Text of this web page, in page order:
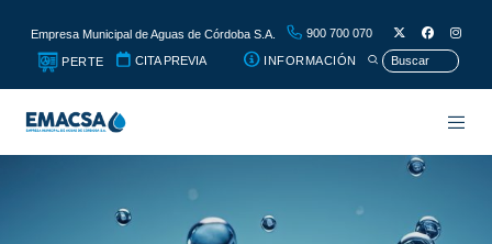
Empresa Municipal de Aguas de Córdoba S.A. 900 700 070
PERTE CITA PREVIA INFORMACIÓN